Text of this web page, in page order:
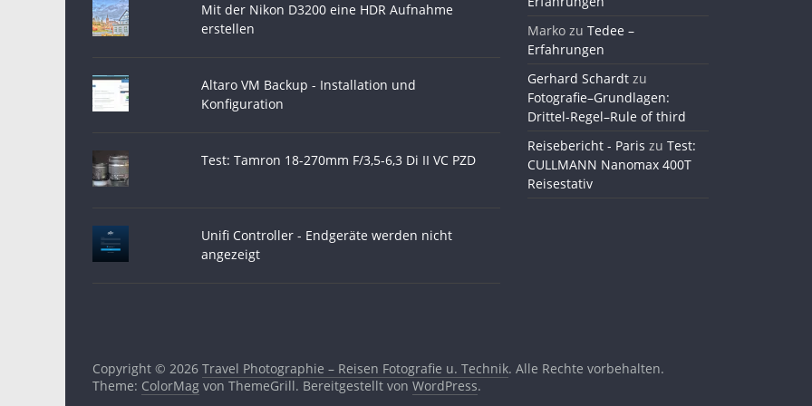
Mit der Nikon D3200 eine HDR Aufnahme
erstellen
Altaro VM Backup - Installation und
Konfiguration
Test: Tamron 18-270mm F/3,5-6,3 Di II VC PZD
Unifi Controller - Endgeräte werden nicht
angezeigt
Marko zu Tedee –
Erfahrungen
Gerhard Schardt zu
Fotografie–Grundlagen:
Drittel-Regel–Rule of third
Reisebericht - Paris zu Test:
CULLMANN Nanomax 400T
Reisestativ
Copyright © 2026 Travel Photographie – Reisen Fotografie u. Technik. Alle Rechte vorbehalten.
Theme: ColorMag von ThemeGrill. Bereitgestellt von WordPress.